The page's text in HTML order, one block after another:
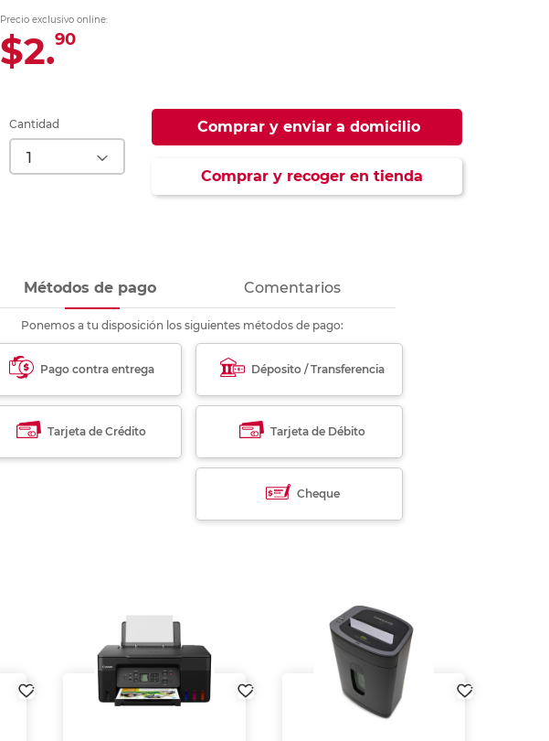
Precio exclusivo online:
$2.90
Cantidad Comprar y enviar a domicilio
Comprar y recoger en tienda
Métodos de pago Comentarios
Ponemos a tu disposición los siguientes métodos de pago:
Pago contra entrega Déposito / Transferencia
Tarjeta de Crédito Tarjeta de Débito
Cheque